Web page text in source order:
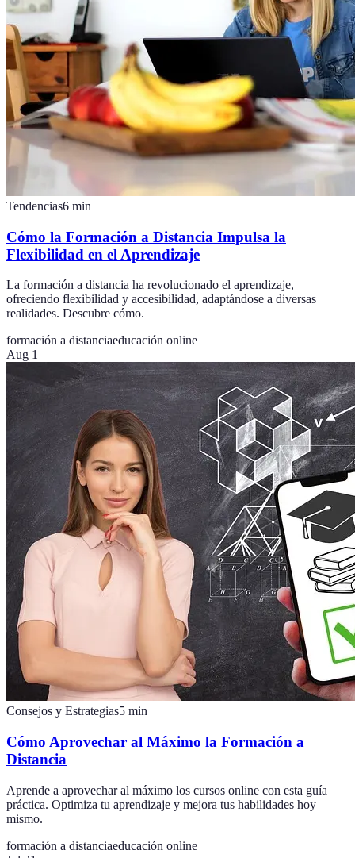
Tendencias6 min
Cómo la Formación a Distancia Impulsa la
Flexibilidad en el Aprendizaje
La formación a distancia ha revolucionado el aprendizaje,
ofreciendo flexibilidad y accesibilidad, adaptándose a diversas
realidades. Descubre cómo.
formación a distanciaeducación online
Aug 1
Consejos y Estrategias5 min
Cómo Aprovechar al Máximo la Formación a
Distancia
Aprende a aprovechar al máximo los cursos online con esta guía
práctica. Optimiza tu aprendizaje y mejora tus habilidades hoy
mismo.
formación a distanciaeducación online